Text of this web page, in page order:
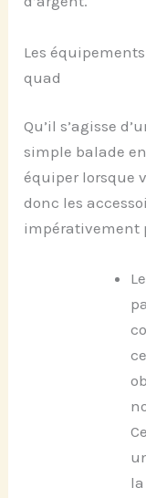
Les
quad
Qu’il s’agisse
simple balade
équiper lorsque
donc les
impérativement